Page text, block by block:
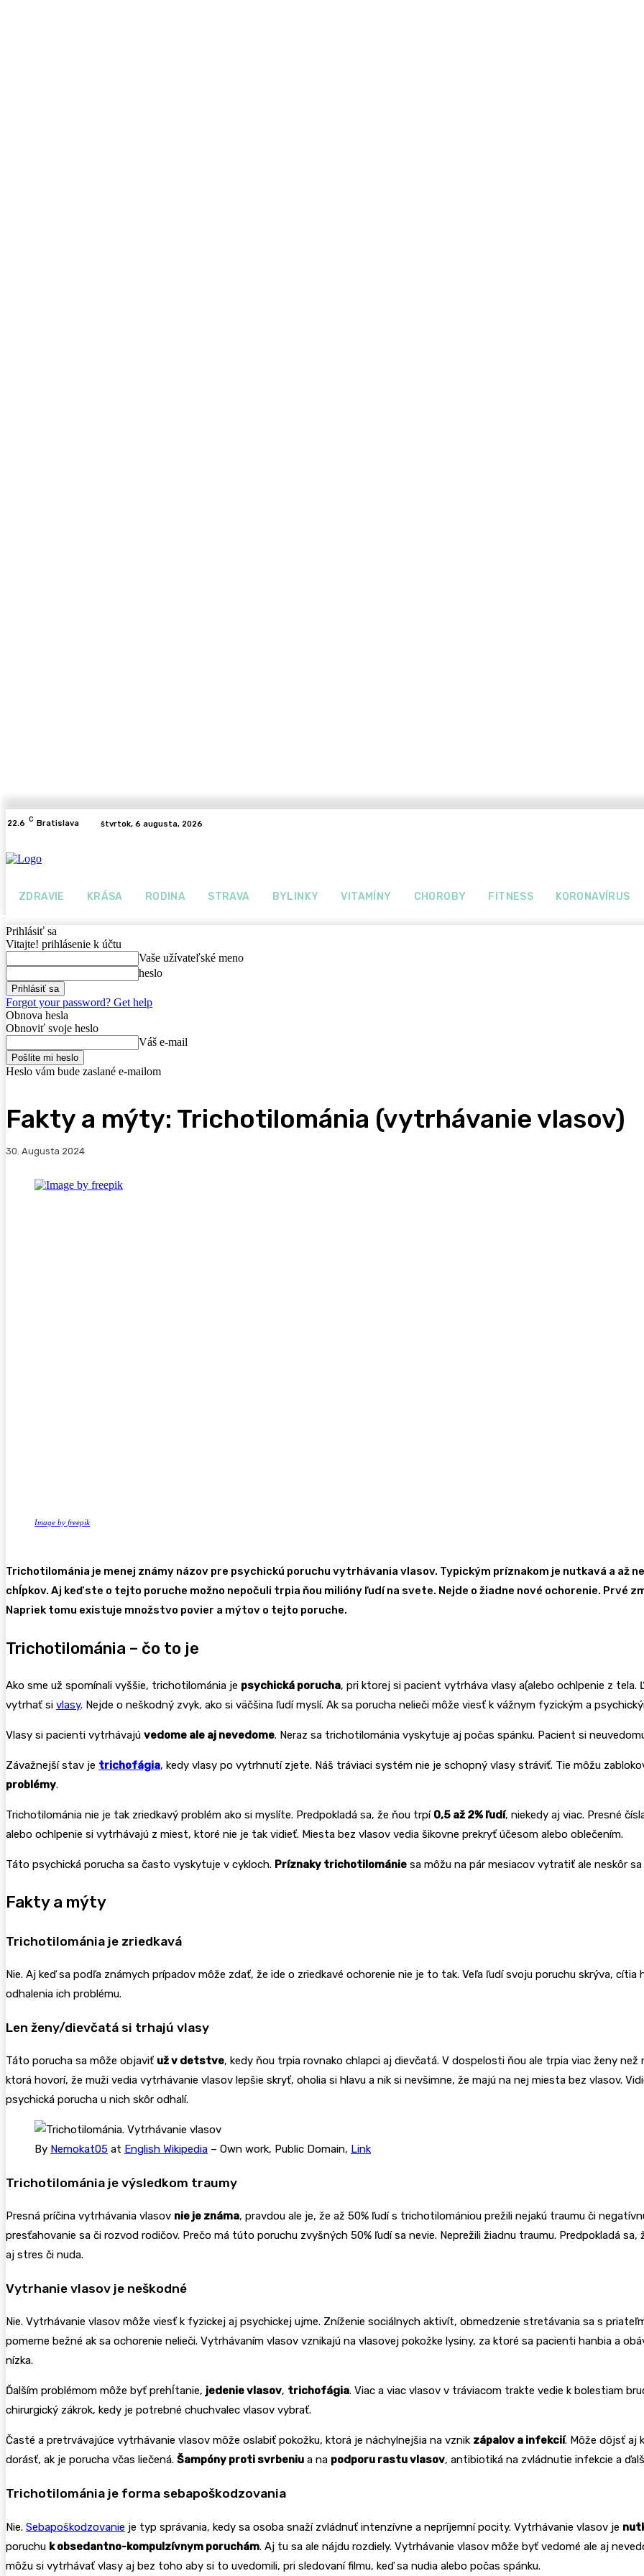
22.6 C Bratislava štvrtok, 6 augusta, 2026
ZDRAVIE KRÁSA RODINA STRAVA BYLINKY VITAMÍNY CHOROBY FITNESS KORONAVÍRUS
Prihlásiť sa
Vitajte! prihlásenie k účtu
Vaše užívateľské meno
heslo
Forgot your password? Get help
Obnova hesla
Obnoviť svoje heslo
Váš e-mail
Heslo vám bude zaslané e-mailom
Fakty a mýty: Trichotilománia (vytrhávanie vlasov)
30. Augusta 2024
Image by freepik
Trichotilománia je menej známy názov pre psychickú poruchu vytrhávania vlasov. Typickým príznakom je nutkavá a až
chĺpkov. Aj keď ste o tejto poruche možno nepočuli trpia ňou milióny ľudí na svete. Nejde o žiadne nové ochorenie. Prvé
Napriek tomu existuje množstvo povier a mýtov o tejto poruche.
Trichotilománia – čo to je
Ako sme už spomínali vyššie, trichotilománia je psychická porucha, pri ktorej si pacient vytrháva vlasy a(alebo ochlpenie z
vytrhať si vlasy. Nejde o neškodný zvyk, ako si väčšina ľudí myslí. Ak sa porucha nelieči môže viesť k vážnym fyzickým a
Vlasy si pacienti vytrhávajú vedome ale aj nevedome. Neraz sa trichotilománia vyskytuje aj počas spánku. Pacient si
Závažnejší stav je trichofágia, kedy vlasy po vytrhnutí zjete. Náš tráviaci systém nie je schopný vlasy stráviť. Tie môžu
problémy.
Trichotilománia nie je tak zriedkavý problém ako si myslíte. Predpokladá sa, že ňou trpí 0,5 až 2% ľudí, niekedy aj viac. Presné
alebo ochlpenie si vytrhávajú z miest, ktoré nie je tak vidieť. Miesta bez vlasov vedia šikovne prekryť účesom alebo oblečením.
Táto psychická porucha sa často vyskytuje v cykloch. Príznaky trichotilománie sa môžu na pár mesiacov vytratiť ale neskôr
Fakty a mýty
Trichotilománia je zriedkavá
Nie. Aj keď sa podľa známych prípadov môže zdať, že ide o zriedkavé ochorenie nie je to tak. Veľa ľudí svoju poruchu skrýva,
odhalenia ich problému.
Len ženy/dievčatá si trhajú vlasy
Táto porucha sa môže objaviť už v detstve, kedy ňou trpia rovnako chlapci aj dievčatá. V dospelosti ňou ale trpia viac ženy
ktorá hovorí, že muži vedia vytrhávanie vlasov lepšie skryť, oholia si hlavu a nik si nevšimne, že majú na nej miesta bez vlasov.
psychická porucha u nich skôr odhalí.
By Nemokat05 at English Wikipedia – Own work, Public Domain, Link
Trichotilománia je výsledkom traumy
Presná príčina vytrhávania vlasov nie je známa, pravdou ale je, že až 50% ľudí s trichotilomániou prežili nejakú traumu či
presťahovanie sa či rozvod rodičov. Prečo má túto poruchu zvyšných 50% ľudí sa nevie. Neprežili žiadnu traumu. Predpokladá
aj stres či nuda.
Vytrhanie vlasov je neškodné
Nie. Vytrhávanie vlasov môže viesť k fyzickej aj psychickej ujme. Zníženie sociálnych aktivít, obmedzenie stretávania sa s
pomerne bežné ak sa ochorenie nelieči. Vytrhávaním vlasov vznikajú na vlasovej pokožke lysiny, za ktoré sa pacienti hanbia a
nízka.
Ďalším problémom môže byť prehĺtanie, jedenie vlasov, trichofágia. Viac a viac vlasov v tráviacom trakte vedie k bolestiam
chirurgický zákrok, kedy je potrebné chuchvalec vlasov vybrať.
Časté a pretrvávajúce vytrhávanie vlasov môže oslabiť pokožku, ktorá je náchylnejšia na vznik zápalov a infekcií. Môže dôjsť aj
dorásť, ak je porucha včas liečená. Šampóny proti svrbeniu a na podporu rastu vlasov, antibiotiká na zvládnutie infekcie a
Trichotilománia je forma sebapoškodzovania
Nie. Sebapoškodzovanie je typ správania, kedy sa osoba snaží zvládnuť intenzívne a nepríjemní pocity. Vytrhávanie vlasov je
poruchu k obsedantno-kompulzívnym poruchám. Aj tu sa ale nájdu rozdiely. Vytrhávanie vlasov môže byť vedomé ale aj
môžu si vytrhávať vlasy aj bez toho aby si to uvedomili, pri sledovaní filmu, keď sa nudia alebo počas spánku.